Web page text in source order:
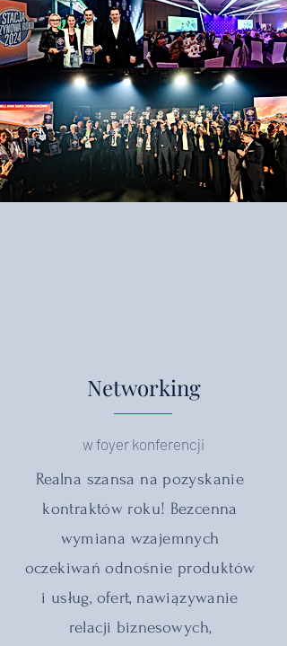
Networking
w foyer konferencji
Realna szansa na pozyskanie
kontraktów roku! Bezcenna
wymiana wzajemnych
oczekiwań odnośnie produktów
i usług, ofert, nawiązywanie
relacji biznesowych,